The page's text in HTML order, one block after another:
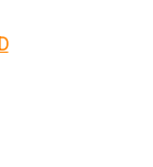
Trenutna